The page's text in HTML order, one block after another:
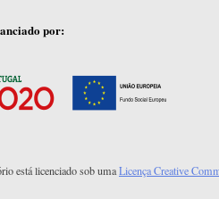
por:
está licenciado sob umaLicença Creative